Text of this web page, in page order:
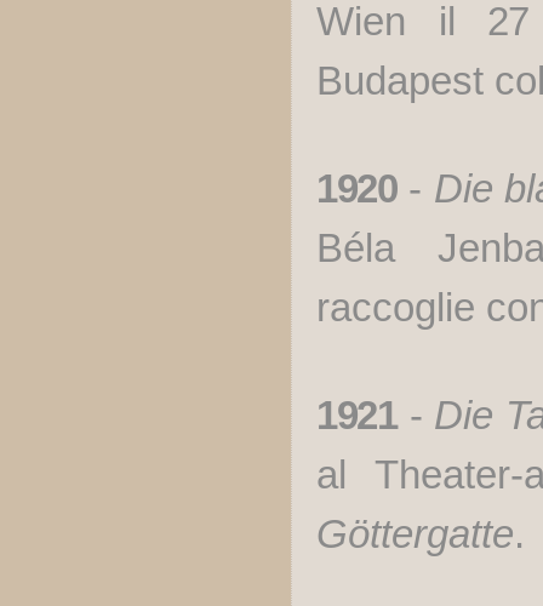
Wien il 27
Budapest
1920- Die
Béla
raccoglie
1921 - Die
al
Göttergatte.